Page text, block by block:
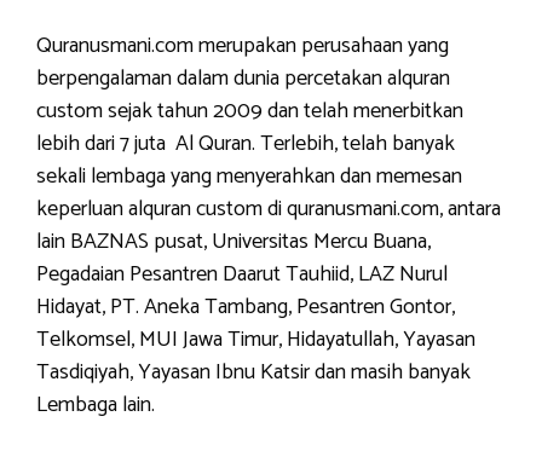
Quranusmani.com merupakan perusahaan yang
berpengalaman dalam dunia percetakan alquran
custom sejak tahun 2009 dan telah menerbitkan
lebih dari 7 juta Al Quran. Terlebih, telah banyak
sekali lembaga yang menyerahkan dan memesan
keperluan alquran custom di quranusmani.com, antara
lain BAZNAS pusat, Universitas Mercu Buana,
Pegadaian Pesantren Daarut Tauhiid, LAZ Nurul
Hidayat, PT. Aneka Tambang, Pesantren Gontor,
Telkomsel, MUI Jawa Timur, Hidayatullah, Yayasan
Tasdiqiyah, Yayasan Ibnu Katsir dan masih banyak
Lembaga lain.